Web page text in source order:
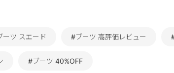
ーツ スエード #ブーツ 高評価レビュー
#ブーツ 40%OFF